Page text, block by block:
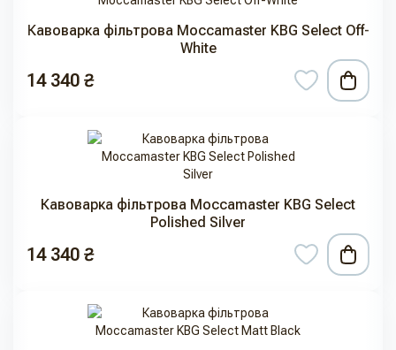
Кавоварка фільтрова Moccamaster KBG Select Off-
White
14 340 ₴
Кавоварка фільтрова Moccamaster KBG Select
Polished Silver
14 340 ₴